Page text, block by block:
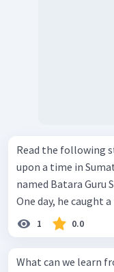
Read the following
upon a time in
named Batara Guru
One day, he caught a
1 0.0
What can we learn